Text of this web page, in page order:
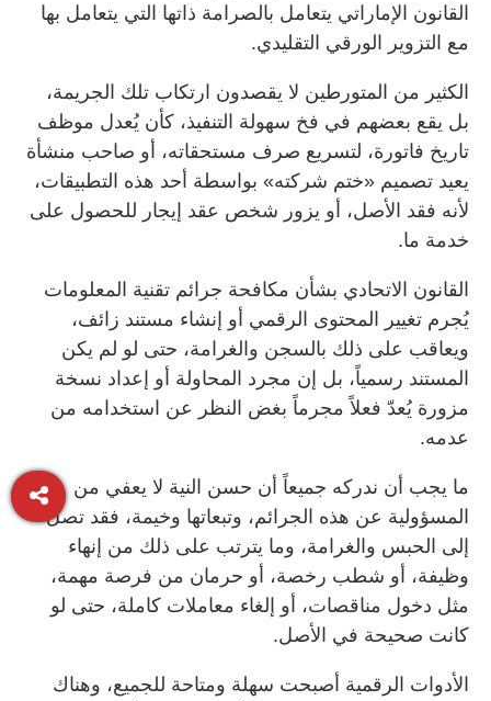
القانون الإماراتي يتعامل بالصرامة ذاتها التي يتعامل بها
مع التزوير الورقي التقليدي.
الكثير من المتورطين لا يقصدون ارتكاب تلك الجريمة،
بل يقع بعضهم في فخ سهولة التنفيذ، كأن يُعدل موظف
تاريخ فاتورة، لتسريع صرف مستحقاته، أو صاحب منشأة
يعيد تصميم «ختم شركته» بواسطة أحد هذه التطبيقات،
لأنه فقد الأصل، أو يزور شخص عقد إيجار للحصول على
خدمة ما.
القانون الاتحادي بشأن مكافحة جرائم تقنية المعلومات
يُجرم تغيير المحتوى الرقمي أو إنشاء مستند زائف،
ويعاقب على ذلك بالسجن والغرامة، حتى لو لم يكن
المستند رسمياً، بل إن مجرد المحاولة أو إعداد نسخة
مزورة يُعدّ فعلاً مجرماً بغض النظر عن استخدامه من
عدمه.
ما يجب أن ندركه جميعاً أن حسن النية لا يعفي من
المسؤولية عن هذه الجرائم، وتبعاتها وخيمة، فقد تصل
إلى الحبس والغرامة، وما يترتب على ذلك من إنهاء
وظيفة، أو شطب رخصة، أو حرمان من فرصة مهمة،
مثل دخول مناقصات، أو إلغاء معاملات كاملة، حتى لو
كانت صحيحة في الأصل.
الأدوات الرقمية أصبحت سهلة ومتاحة للجميع، وهناك